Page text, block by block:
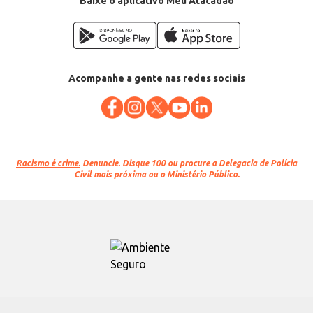
Acompanhe a gente nas redes sociais
Racismo é crime. Denuncie. Disque 100 ou procure a Delegacia de Polícia
Civil mais próxima ou o Ministério Público.